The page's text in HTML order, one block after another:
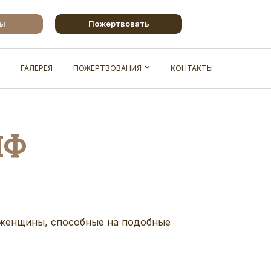
Пожертвовать
ГАЛЕРЕЯ ПОЖЕРТВОВАНИЯ КОНТАКТЫ
способные на подобные